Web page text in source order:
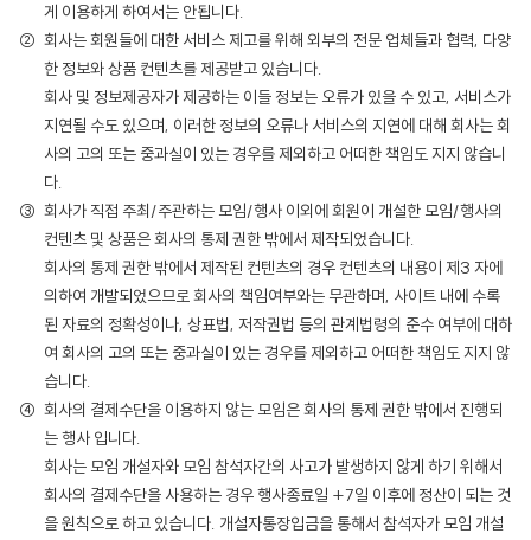
게 이용하게 하여서는 안됩니다.
회사는 회원들에 대한 서비스 제고를 위해 외부의 전문 업체들과 협력, 다양
한 정보와 상품 컨텐츠를 제공받고 있습니다.
회사 및 정보제공자가 제공하는 이들 정보는 오류가 있을 수 있고, 서비스가
지연될 수도 있으며, 이러한 정보의 오류나 서비스의 지연에 대해 회사는 회
사의 고의 또는 중과실이 있는 경우를 제외하고 어떠한 책임도 지지 않습니
다.
회사가 직접 주최/주관하는 모임/행사 이외에 회원이 개설한 모임/행사의
컨텐츠 및 상품은 회사의 통제 권한 밖에서 제작되었습니다.
회사의 통제 권한 밖에서 제작된 컨텐츠의 경우 컨텐츠의 내용이 제3 자에
의하여 개발되었으므로 회사의 책임여부와는 무관하며, 사이트 내에 수록
된 자료의 정확성이나, 상표법, 저작권법 등의 관계법령의 준수 여부에 대하
여 회사의 고의 또는 중과실이 있는 경우를 제외하고 어떠한 책임도 지지 않
습니다.
회사의 결제수단을 이용하지 않는 모임은 회사의 통제 권한 밖에서 진행되
는 행사 입니다.
회사는 모임 개설자와 모임 참석자간의 사고가 발생하지 않게 하기 위해서
회사의 결제수단을 사용하는 경우 행사종료일 +7일 이후에 정산이 되는 것
을 원칙으로 하고 있습니다. 개설자통장입금을 통해서 참석자가 모임 개설